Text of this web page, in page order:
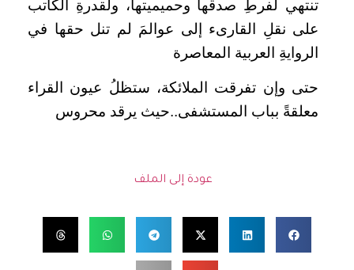
تنتهي لفرطِ صدقها وحميميتها، ولقدرةِ الكاتب
على نقلِ القارىء إلى عوالمَ لم تنل حقها في
الروايةِ العربية المعاصرة
حتى وإن تفرقت الملائكة، ستظلُ عيون القراء
معلقةً بباب المستشفى..حيث يرقد محروس
عودة إلى الملف